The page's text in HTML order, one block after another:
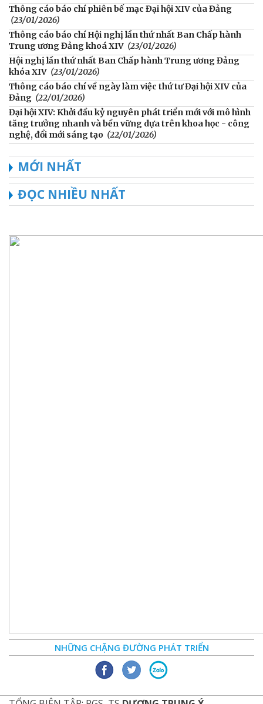
Thông cáo báo chí phiên bế mạc Đại hội XIV của Đảng
(23/01/2026)
Thông cáo báo chí Hội nghị lần thứ nhất Ban Chấp hành
Trung ương Đảng khoá XIV (23/01/2026)
Hội nghị lần thứ nhất Ban Chấp hành Trung ương Đảng
khóa XIV (23/01/2026)
Thông cáo báo chí về ngày làm việc thứ tư Đại hội XIV của
Đảng (22/01/2026)
Đại hội XIV: Khởi đầu kỷ nguyên phát triển mới với mô hình
tăng trưởng nhanh và bền vững dựa trên khoa học - công
nghệ, đổi mới sáng tạo (22/01/2026)
MỚI NHẤT
ĐỌC NHIỀU NHẤT
NHỮNG CHẶNG ĐƯỜNG PHÁT TRIỂN